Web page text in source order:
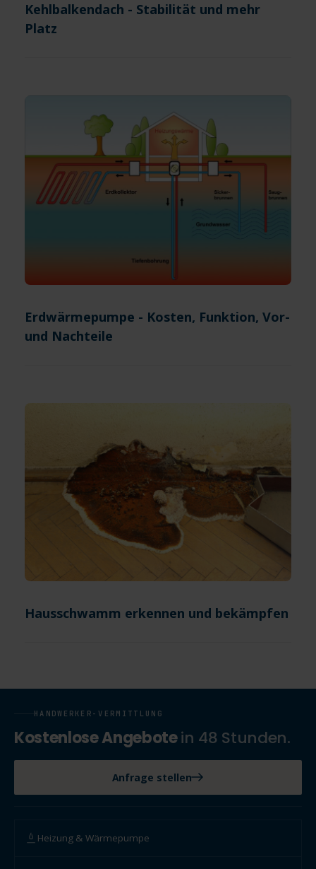
Kehlbalkendach - Stabilität und mehr
Platz
Erdwärmepumpe - Kosten, Funktion, Vor-
und Nachteile
Hausschwamm erkennen und bekämpfen
HANDWERKER-VERMITTLUNG
Kostenlose Angebotein 48 Stunden.
Anfrage stellen
Heizung & Wärmepumpe